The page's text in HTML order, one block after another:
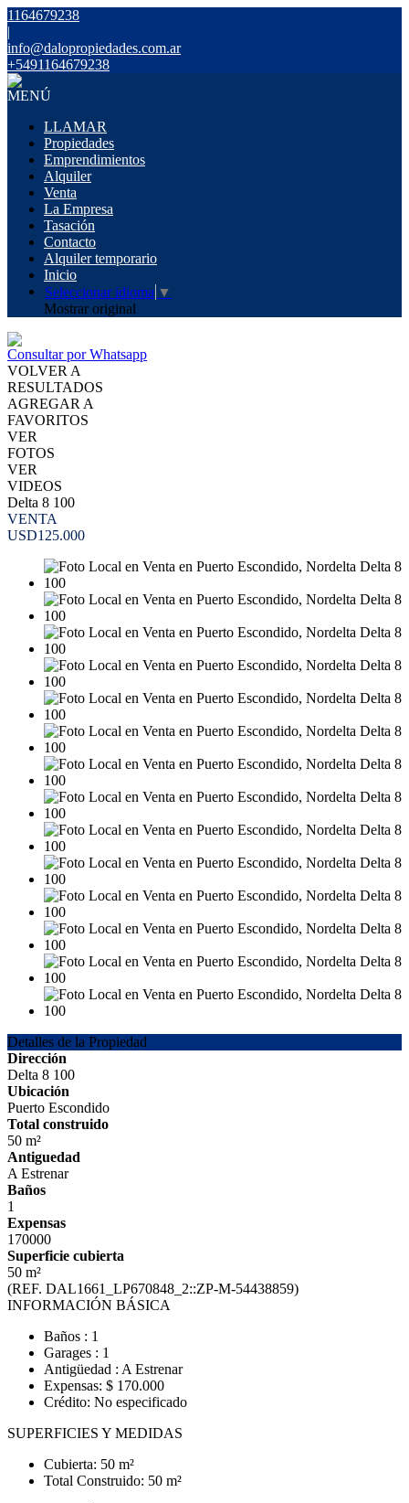
1164679238
|
info@dalopropiedades.com.ar
+5491164679238
MENÚ
LLAMAR
Propiedades
Emprendimientos
Alquiler
Venta
La Empresa
Tasación
Contacto
Alquiler temporario
Inicio
Seleccionar idioma ▼
Mostrar original
Consultar por Whatsapp
VOLVER A
RESULTADOS
AGREGAR A
FAVORITOS
VER
FOTOS
VER
VIDEOS
Delta 8 100
VENTA
USD125.000
Detalles de la Propiedad
Dirección
Delta 8 100
Ubicación
Puerto Escondido
Total construido
50 m²
Antiguedad
A Estrenar
Baños
1
Expensas
170000
Superficie cubierta
50 m²
(REF. DAL1661_LP670848_2::ZP-M-54438859)
INFORMACIÓN BÁSICA
Baños : 1
Garages : 1
Antigüedad : A Estrenar
Expensas: $ 170.000
Crédito: No especificado
SUPERFICIES Y MEDIDAS
Cubierta: 50 m²
Total Construido: 50 m²